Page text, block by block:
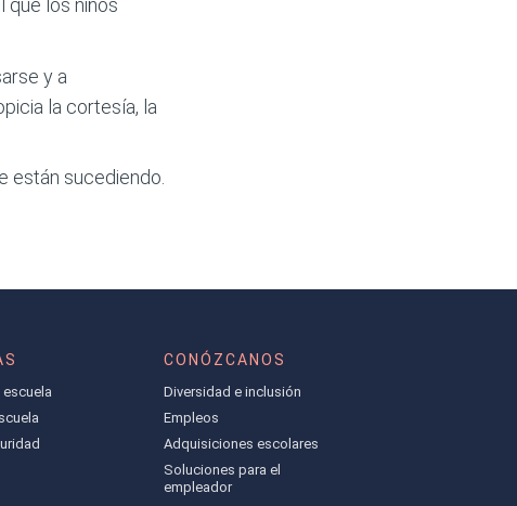
que los niños
y a
la cortesía, la
están sucediendo.
escuela
CONÓZCANOS
Diversidad e inclusión
Empleos
Adquisiciones escolares
Soluciones para el
empleador